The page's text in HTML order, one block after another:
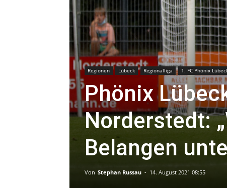
Regionen Lübeck Regionalliga 1. FC Phönix
Phönix
Norderstedt:
Belangen
Von Stephan Russau - 14. August 2021 08:55